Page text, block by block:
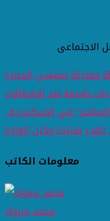
الاجتماعى
مفاجئة بممشى المنتزه
حاسمة ضد الإشغالات
في الإسكندرية..
بقيادة وكيل الوزارة
معلومات الكاتب
محمد مبروك